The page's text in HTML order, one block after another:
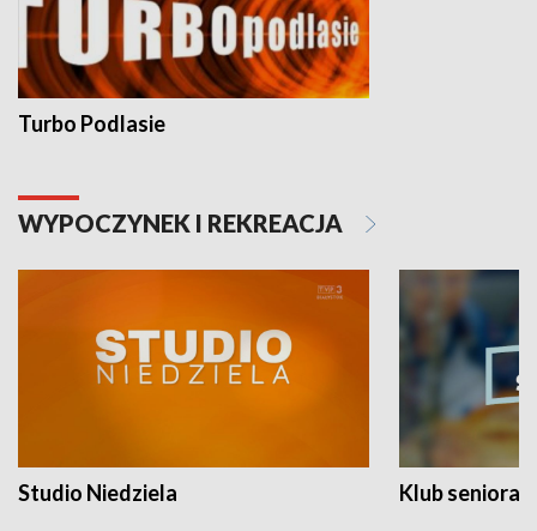
Turbo Podlasie
WYPOCZYNEK I REKREACJA
Studio Niedziela Klub seniora